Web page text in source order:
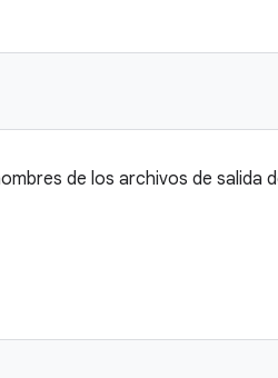
de los archivos de salida